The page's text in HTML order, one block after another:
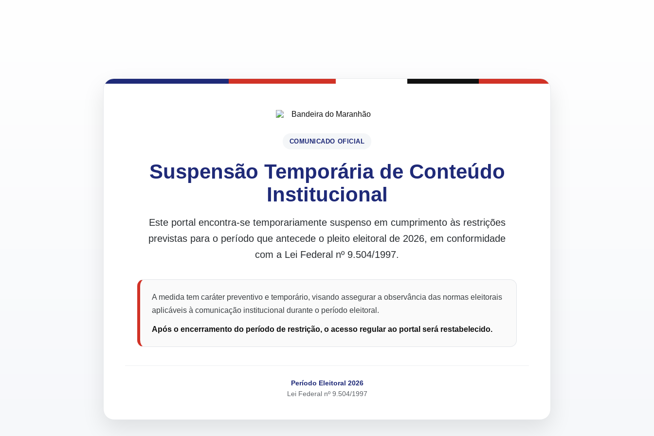
COMUNICADO OFICIAL
Suspensão Temporária de Conteúdo
Institucional
Este portal encontra-se temporariamente suspenso em cumprimento às restrições
previstas para o período que antecede o pleito eleitoral de 2026, em conformidade
com a Lei Federal nº 9.504/1997.
A medida tem caráter preventivo e temporário, visando assegurar a observância das normas eleitorais
aplicáveis à comunicação institucional durante o período eleitoral.
Após o encerramento do período de restrição, o acesso regular ao portal será restabelecido.
Período Eleitoral 2026
Lei Federal nº 9.504/1997